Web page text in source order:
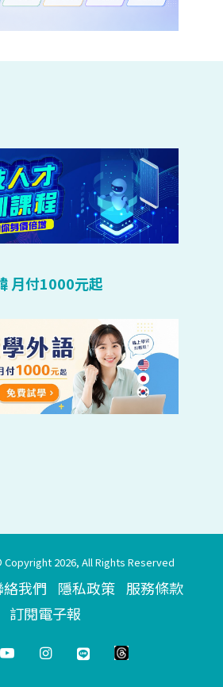
月付1000元起
2026, All Rights Reserved
絡我們 隱私政策 服務條款
訂閱電子報